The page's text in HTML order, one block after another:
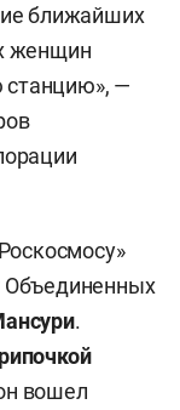
ближайших
женщин
—
Объединенных
.
вошел